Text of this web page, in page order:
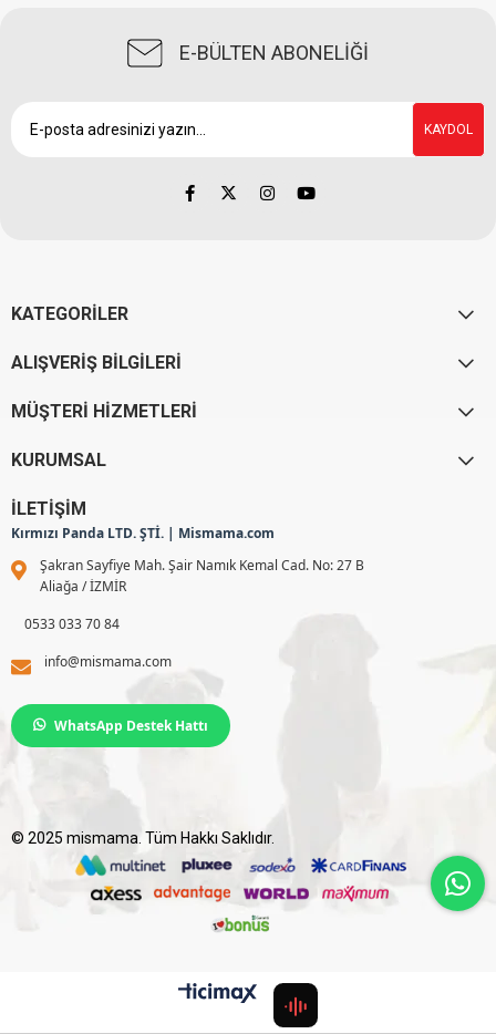
E-BÜLTEN ABONELİĞİ
KAYDOL
KATEGORİLER
ALIŞVERİŞ BİLGİLERİ
MÜŞTERİ HİZMETLERİ
KURUMSAL
İLETİŞİM
Kırmızı Panda LTD. ŞTİ. | Mismama.com
Şakran Sayfiye Mah. Şair Namık Kemal Cad. No: 27 B
Aliağa / İZMİR
0533 033 70 84
info@mismama.com
WhatsApp Destek Hattı
© 2025 mismama. Tüm Hakkı Saklıdır.